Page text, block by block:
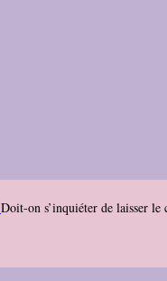
Doit-on s’inquiéter de laisser